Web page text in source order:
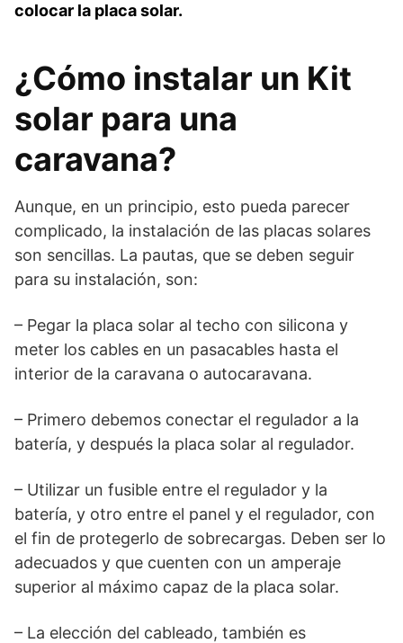
colocar la placa solar.
¿Cómo instalar un Kit
solar para una
caravana?
Aunque, en un principio, esto pueda parecer
complicado, la instalación de las placas solares
son sencillas. La pautas, que se deben seguir
para su instalación, son:
– Pegar la placa solar al techo con silicona y
meter los cables en un pasacables hasta el
interior de la caravana o autocaravana.
– Primero debemos conectar el regulador a la
batería, y después la placa solar al regulador.
– Utilizar un fusible entre el regulador y la
batería, y otro entre el panel y el regulador, con
el fin de protegerlo de sobrecargas. Deben ser lo
adecuados y que cuenten con un amperaje
superior al máximo capaz de la placa solar.
– La elección del cableado, también es